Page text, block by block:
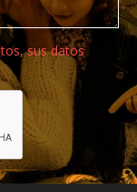
sus datos